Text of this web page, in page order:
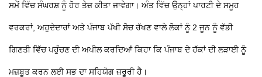
ਸਮੇਂ ਵਿੱਚ ਸੰਘਰਸ਼ ਨੂੰ ਹੋਰ ਤੇਜ਼ ਕੀਤਾ ਜਾਵੇਗਾ। ਅੰਤ ਵਿੱਚ ਉਨ੍ਹਾਂ ਪਾਰਟੀ ਦੇ ਸਮੂਹ
ਵਰਕਰਾਂ, ਅਹੁਦੇਦਾਰਾਂ ਅਤੇ ਪੰਜਾਬ ਪੱਖੀ ਸੋਚ ਰੱਖਣ ਵਾਲੇ ਲੋਕਾਂ ਨੂੰ 2 ਜੂਨ ਨੂੰ ਵੱਡੀ
ਗਿਣਤੀ ਵਿੱਚ ਪਹੁੰਚਣ ਦੀ ਅਪੀਲ ਕਰਦਿਆਂ ਕਿਹਾ ਕਿ ਪੰਜਾਬ ਦੇ ਹੱਕਾਂ ਦੀ ਲੜਾਈ ਨੂੰ
ਮਜ਼ਬੂਤ ਕਰਨ ਲਈ ਸਭ ਦਾ ਸਹਿਯੋਗ ਜ਼ਰੂਰੀ ਹੈ।